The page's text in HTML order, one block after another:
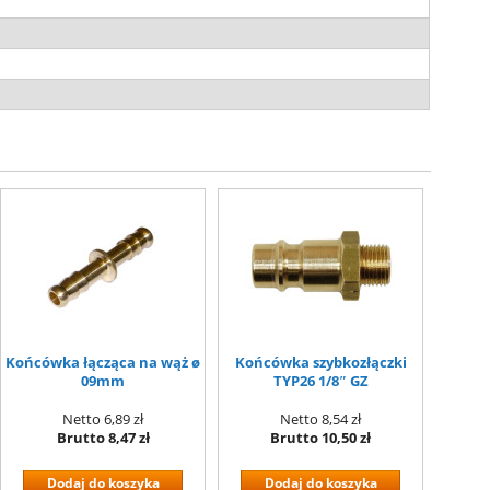
Końcówka łącząca na wąż ø
09mm
Netto 6,89 zł
Brutto8,47 zł
Dodaj do koszyka
Końcówka szybkozłączki
TYP26 1/8″ GZ
Netto 8,54 zł
Brutto 10,50 zł
Dodaj do koszyka